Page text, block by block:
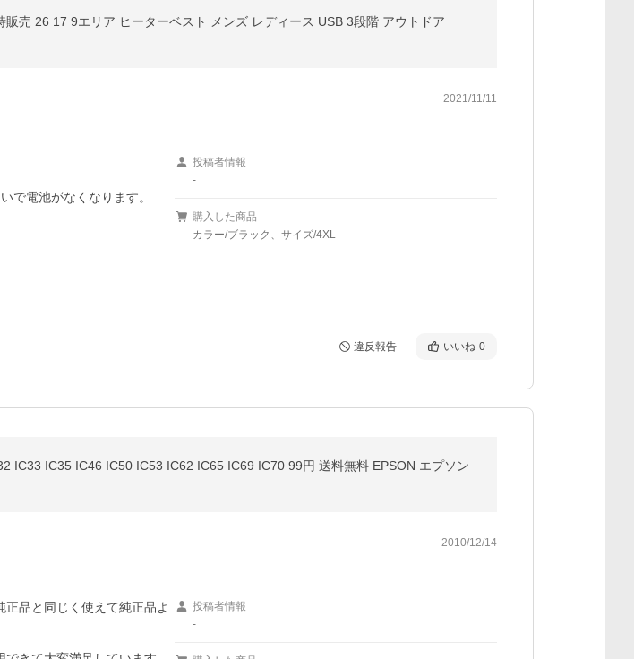
売 26 17 9エリア ヒーターベスト メンズ レディース USB 3段階 アウトドア
2021/11/11
で電池がなくなります。
投稿者情報
-
購入した商品
カラー/ブラック、サイズ/4XL
違反報告 いいね 0
IC35 IC46 IC50 IC53 IC62 IC65 IC69 IC70 99円 送料無料 EPSON エプソン
2010/12/14
品と同じく使えて純正品よ
投稿者情報
-